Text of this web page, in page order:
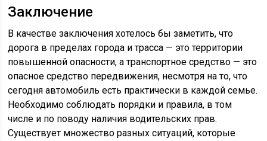
Заключение
В качестве заключения хотелось бы заметить, что
дорога в пределах города и трасса — это территории
повышенной опасности, а транспортное средство — это
опасное средство передвижения, несмотря на то, что
сегодня автомобиль есть практически в каждой семье.
Необходимо соблюдать порядки и правила, в том
числе и по поводу наличия водительских прав.
Существует множество разных ситуаций, которые